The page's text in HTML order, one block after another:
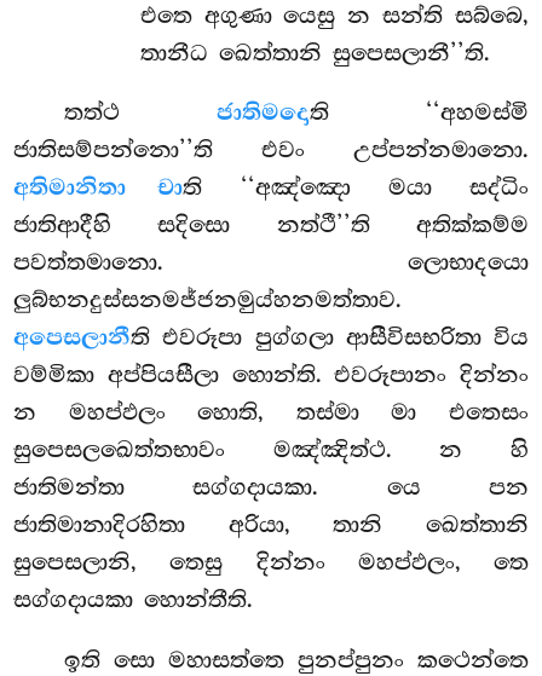
එතෙ අගුණා යෙසු න සන්ති සබ්බෙ,
තානීධ ඛෙත්තානි සුපෙසලානී’’ති.
තත්ථ ජාතිමදොති ‘‘අහමස්මි
ජාතිසම්පන්නො’’ති එවං උප්පන්නමානො.
අතිමානිතා චාති ‘‘අඤ්ඤො මයා සද්ධිං
ජාතිආදීහි සදිසො නත්ථී’’ති අතික්කම්ම
පවත්තමානො. ලොභාදයො
ලුබ්භනදුස්සනමජ්ජනමුය්හනමත්තාව.
අපෙසලානීති එවරූපා පුග්ගලා ආසීවිසභරිතා විය
වම්මිකා අප්පියසීලා හොන්ති. එවරූපානං දින්නං
න මහප්ඵලං හොති, තස්මා මා එතෙසං
සුපෙසලඛෙත්තභාවං මඤ්ඤිත්ථ. න හි
ජාතිමන්තා සග්ගදායකා. යෙ පන
ජාතිමානාදිරහිතා අරියා, තානි ඛෙත්තානි
සුපෙසලානි, තෙසු දින්නං මහප්ඵලං, තෙ
සග්ගදායකා හොන්තීති.
ඉති සො මහාසත්තෙ පුනප්පුනං කථෙන්තෙ